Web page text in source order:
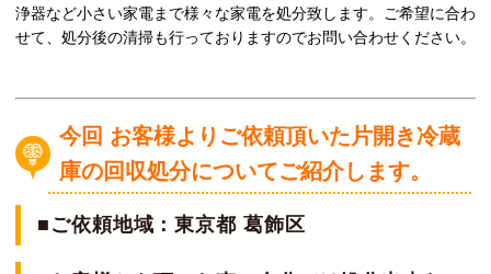
浄器など小さい家電まで様々な家電を処分致します。ご希望に合わ
せて、処分後の清掃も行っておりますのでお問い合わせください。
今回 お客様よりご依頼頂いた片開き冷蔵
庫の回収処分についてご紹介します。
■ご依頼地域：東京都 葛飾区